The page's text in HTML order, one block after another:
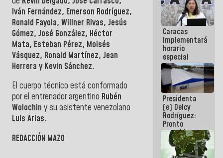
Iván Fernández, Emerson Rodríguez,
Ronald Fayola, Willner Rivas, Jesús
Gómez, José González, Héctor
Mata, Esteban Pérez, Moisés
Vásquez, Ronald Martínez, Jean
Herrera y Kevin Sánchez.
El cuerpo técnico está conformado
por el entrenador argentino Rubén
Wolochin y su asistente venezolano
Luis Arias.
REDACCIÓN MAZO
que escribes
porque lo
que haces
es
embarrarla
Caracas
implementará
horario
especial
para
adaptarse
al plan de
ahorro
energético
Presidenta
(e) Delcy
Rodríguez:
Pronto
restableceremos
las
operaciones